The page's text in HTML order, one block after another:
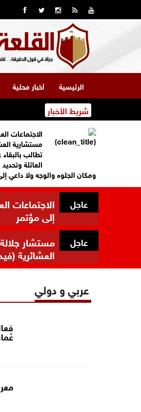
الرئيسية أخبار محلية
شريط الأخبار
الاجتماعات
مستشارية
تطالب
العائلة
ومكان الجلوه والوجه ولا داعي
عاجل الاجتماعات
إلى مؤتمر
عاجل مستشار
العشائرية
عربي و دولي